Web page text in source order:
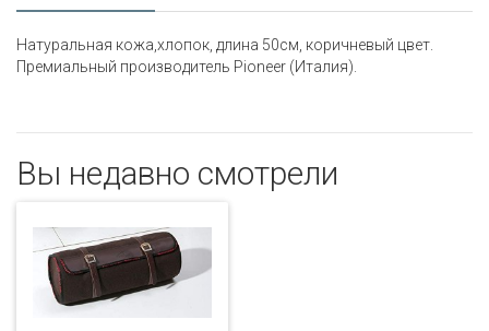
Натуральная кожа,хлопок, длина 50см, коричневый цвет.
Премиальный производитель Pioneer (Италия).
Вы недавно смотрели